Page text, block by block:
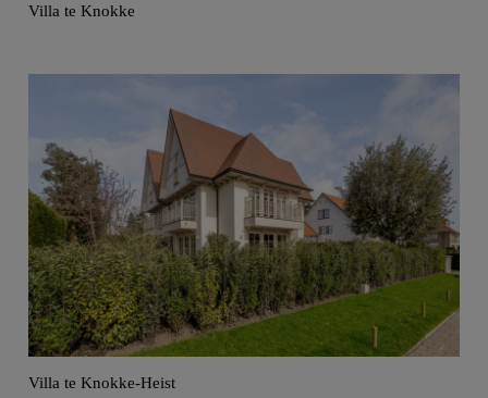
Villa te Knokke
Villa te Knokke-Heist